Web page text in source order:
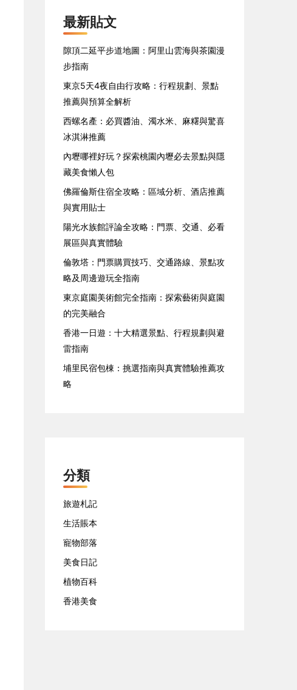
最新貼文
隙頂二延平步道地圖：阿里山雲海與茶園漫
步指南
東京5天4夜自由行攻略：行程規劃、景點
推薦與預算全解析
西螺名產：必買醬油、濁水米、麻糬與驚喜
冰淇淋推薦
內壢哪裡好玩？探索桃園內壢必去景點與隱
藏美食懶人包
佛羅倫斯住宿全攻略：區域分析、酒店推薦
與實用貼士
陽光水族館評論全攻略：門票、交通、必看
展區與真實體驗
倫敦塔：門票購買技巧、交通路線、景點攻
略及周邊遊玩全指南
東京庭園美術館完全指南：探索藝術與庭園
的完美融合
香港一日遊：十大精選景點、行程規劃與避
雷指南
埔里民宿包棟：挑選指南與真實體驗推薦攻
略
分類
旅遊札記
生活賬本
寵物部落
美食日記
植物百科
香港美食